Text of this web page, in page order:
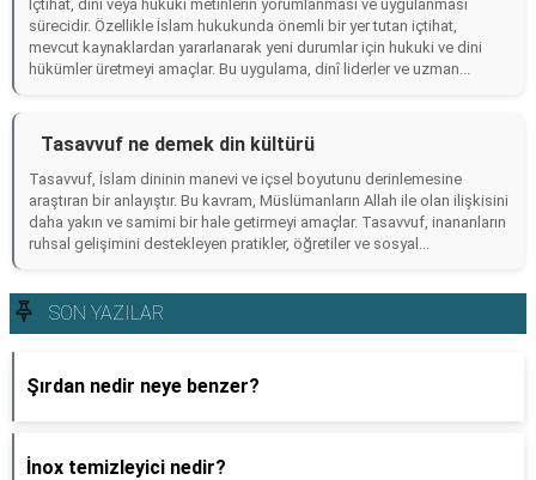
İçtihat, dini veya hukuki metinlerin yorumlanması ve uygulanması
sürecidir. Özellikle İslam hukukunda önemli bir yer tutan içtihat,
mevcut kaynaklardan yararlanarak yeni durumlar için hukuki ve dini
hükümler üretmeyi amaçlar. Bu uygulama, dinî liderler ve uzman...
Tasavvuf ne demek din kültürü
Tasavvuf, İslam dininin manevi ve içsel boyutunu derinlemesine
araştıran bir anlayıştır. Bu kavram, Müslümanların Allah ile olan ilişkisini
daha yakın ve samimi bir hale getirmeyi amaçlar. Tasavvuf, inananların
ruhsal gelişimini destekleyen pratikler, öğretiler ve sosyal...
SON YAZILAR
Şırdan nedir neye benzer?
İnox temizleyici nedir?